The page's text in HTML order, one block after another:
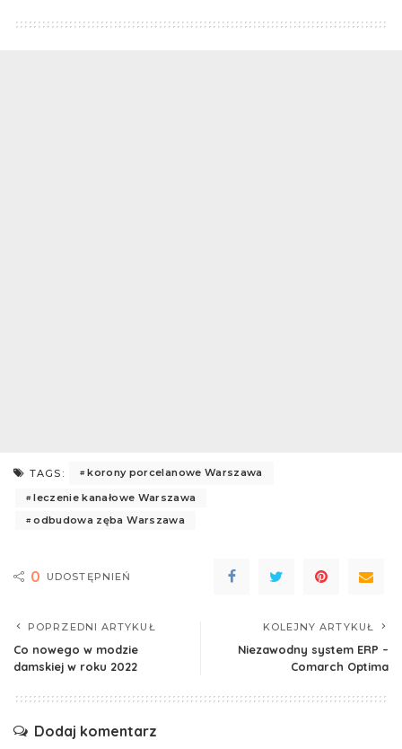
TAGS:
korony porcelanowe Warszawa
leczenie kanałowe Warszawa
odbudowa zęba Warszawa
0 UDOSTĘPNIEŃ
POPRZEDNI ARTYKUŁ
Co nowego w modzie
damskiej w roku 2022
KOLEJNY ARTYKUŁ
Niezawodny system ERP –
Comarch Optima
Dodaj komentarz